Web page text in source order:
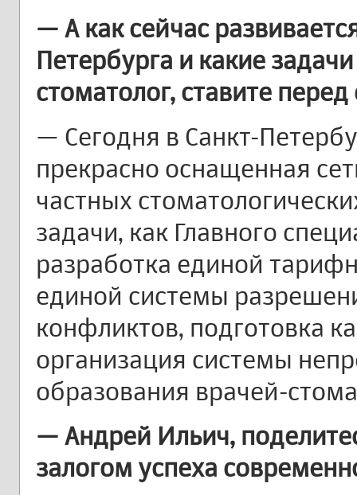
— А как сейчас
Петербурга и какие
стоматолог, ставите
— Сегодня в Санкт-
прекрасно оснащенная
частных
задачи, как Главного
разработка единой
единой системы
конфликтов, подготовка
организация системы
образования врачей-
— Андрей Ильич,
залогом успеха